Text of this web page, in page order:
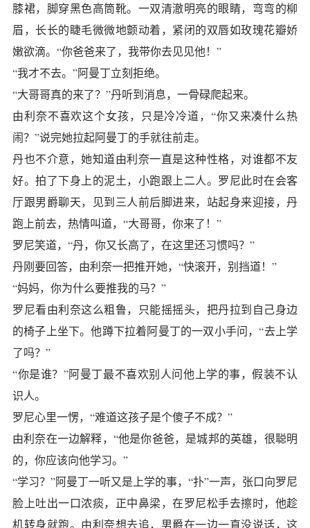
膝裙，脚穿黑色高筒靴。一双清澈明亮的眼睛，弯弯的柳
眉，长长的睫毛微微地颤动着，紧闭的双唇如玫瑰花瓣娇
嫩欲滴。“你爸爸来了，我带你去见见他！”
“我才不去。”阿曼丁立刻拒绝。
“大哥哥真的来了？”丹听到消息，一骨碌爬起来。
由利奈不喜欢这个女孩，只是冷冷道，“你又来凑什么热
闹？”说完她拉起阿曼丁的手就往前走。
丹也不介意，她知道由利奈一直是这种性格，对谁都不友
好。拍了下身上的泥土，小跑跟上二人。罗尼此时在会客
厅跟男爵聊天，见到三人前后脚进来，站起身来迎接，丹
跑上前去，热情叫道，“大哥哥，你来了！”
罗尼笑道，“丹，你又长高了，在这里还习惯吗？”
丹刚要回答，由利奈一把推开她，“快滚开，别挡道！”
“妈妈，你为什么要推我的马？”
罗尼看由利奈这么粗鲁，只能摇摇头，把丹拉到自己身边
的椅子上坐下。他蹲下拉着阿曼丁的一双小手问，“去上学
了吗？”
“你是谁？”阿曼丁最不喜欢别人问他上学的事，假装不认
识人。
罗尼心里一愣，“难道这孩子是个傻子不成？”
由利奈在一边解释，“他是你爸爸，是城邦的英雄，很聪明
的，你应该向他学习。”
“学习？”阿曼丁一听又是上学的事，“扑”一声，张口向罗尼
脸上吐出一口浓痰，正中鼻梁，在罗尼松手去擦时，他趁
机转身就跑。由利奈想去追，男爵在一边一直没说话，这